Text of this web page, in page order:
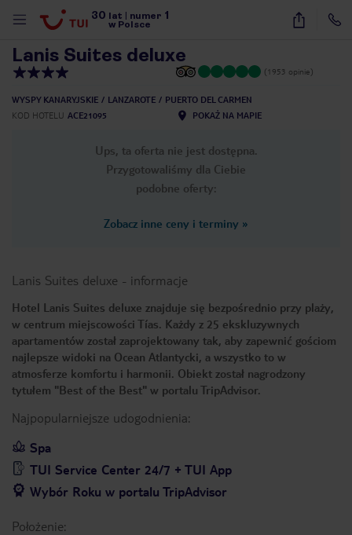
30 lat numer 1
w Polsce
13
Lanis Suites deluxe
(1953 opinie)
WYSPY KANARYJSKIE LANZAROTE
PUERTO DEL CARMEN
KOD HOTELU ACE21095 POKAŻ NA MAPIE
Ups, ta oferta nie jest dostępna.
Przygotowaliśmy dla Ciebie
podobne oferty:
Zobacz inne ceny i terminy »
Lanis Suites deluxe - informacje
Hotel Lanis Suites deluxe znajduje się bezpośrednio przy plaży,
w centrum miejscowości Tías. Każdy z 25 ekskluzywnych
apartamentów został zaprojektowany tak, aby zapewnić gościom
najlepsze widoki na Ocean Atlantycki, a wszystko to w
atmosferze komfortu i harmonii. Obiekt został nagrodzony
tytułem "Best of the Best" w portalu TripAdvisor.
Najpopularniejsze udogodnienia:
Spa
TUI Service Center 24/7 + TUI App
Wybór Roku w portalu TripAdvisor
Położenie: